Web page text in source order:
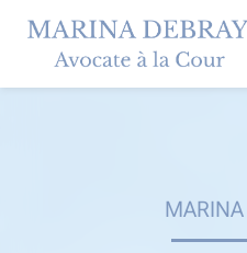
content